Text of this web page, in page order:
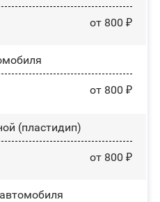
от 800 ₽
от 800 ₽
(пластидип)
от 800 ₽